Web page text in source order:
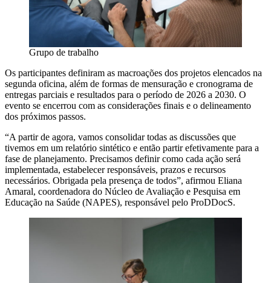
Grupo de trabalho
Os participantes definiram as macroações dos projetos elencados na
segunda oficina, além de formas de mensuração e cronograma de
entregas parciais e resultados para o período de 2026 a 2030. O
evento se encerrou com as considerações finais e o delineamento
dos próximos passos.
“A partir de agora, vamos consolidar todas as discussões que
tivemos em um relatório sintético e então partir efetivamente para a
fase de planejamento. Precisamos definir como cada ação será
implementada, estabelecer responsáveis, prazos e recursos
necessários. Obrigada pela presença de todos”, afirmou Eliana
Amaral, coordenadora do Núcleo de Avaliação e Pesquisa em
Educação na Saúde (NAPES), responsável pelo ProDDocS.